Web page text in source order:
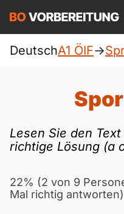
ÖIF
Allgemein
Beruf
telc
Englisch
Türkisch
A1 DTZ
A1 telc
A2 Allgemein
A2 DTZ
B1 Allgemein
B2
Einloggen
DeutschA1 ÖIF->
Lesen Sie den
richtige Lösung (a
22% (2 von 9
Mal richtig antworten)